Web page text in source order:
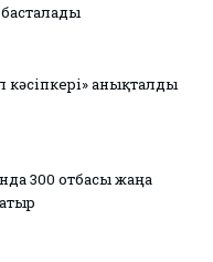
анықталды
300 отбасы жаңа